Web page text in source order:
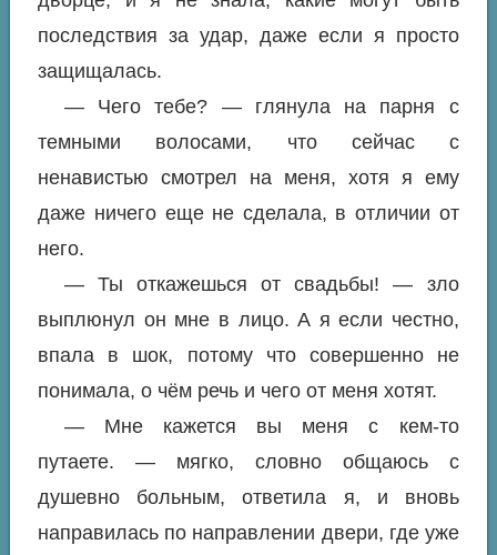
последствия за удар, даже если я просто
защищалась.
— Чего тебе? — глянула на парня с
темными волосами, что сейчас с
ненавистью смотрел на меня, хотя я ему
даже ничего еще не сделала, в отличии от
него.
— Ты откажешься от свадьбы! — зло
выплюнул он мне в лицо. А я если честно,
впала в шок, потому что совершенно не
понимала, о чём речь и чего от меня хотят.
— Мне кажется вы меня с кем-то
путаете. — мягко, словно общаюсь с
душевно больным, ответила я, и вновь
направилась по направлении двери, где уже